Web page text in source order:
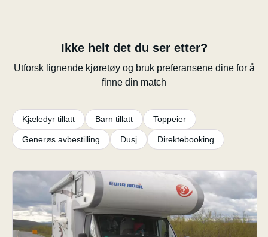
Ikke helt det du ser etter?
Utforsk lignende kjøretøy og bruk preferansene dine for å
finne din match
Kjæledyr tillatt Barn tillatt Toppeier
Generøs avbestilling Dusj Direktebooking